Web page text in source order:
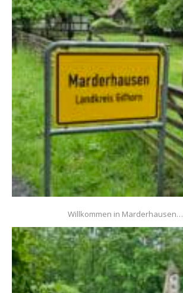
Willkommen in Marderhausen…